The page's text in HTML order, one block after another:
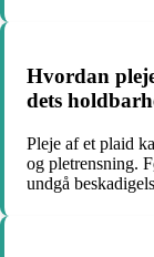
Hvordan
dets
Pleje af et plaid
og pletrensning.
undgå